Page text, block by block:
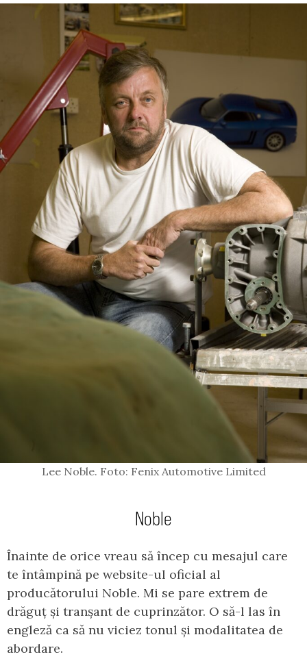
Lee Noble. Foto: Fenix Automotive Limited
Noble
Înainte de orice vreau să încep cu mesajul care
te întâmpină pe website-ul oficial al
producătorului Noble. Mi se pare extrem de
drăguț și tranșant de cuprinzător. O să-l las în
engleză ca să nu viciez tonul și modalitatea de
abordare.